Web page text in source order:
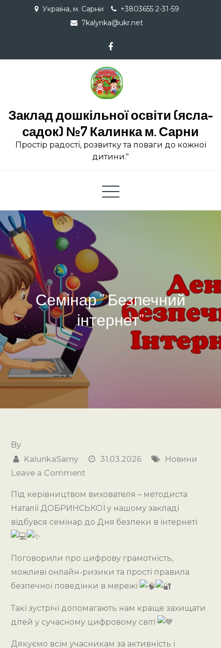
Україна, м. Сарни
+3803655 2-31-59
7kalynka@ukr.net
Заклад дошкільної освіти (ясла-
садок) №7 Калинка м. Сарни
Простір радості, розвитку та поваги до кожної
дитини."
Семінар ” Безпечний
інтернет”
By
KalunkaSarny
31.03.2026
Новини
Leave a Comment
”
Безпечний
інтернет”
Під керівництвом вихователя – методиста
Наталії ДОБРИНСЬКОЇ у нашому закладі
відбувся семінар до Дня безпеки в інтернеті
Поговорили про цифрову грамотність,
можливі онлайн-ризики та прості правила
безпечної поведінки в мережі
Такі зустрічі допомагають нам краще захищати
дітей у сучасному цифровому світі
Дякуємо всім учасникам за активність і